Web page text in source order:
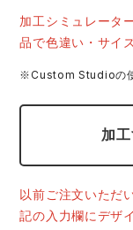
ニット
ファン付きウェア
カジュアル
中塚被服
加工シミュレータ
品で色違い・サイ
※Custom Studioの
加
以前ご注文いただ
記の入力欄にデザ